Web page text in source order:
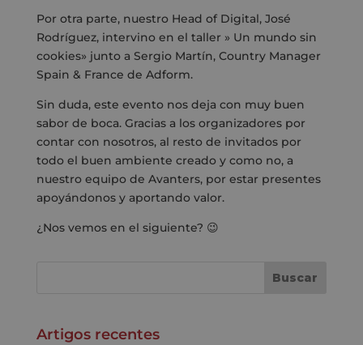
Por otra parte, nuestro Head of Digital, José
Rodríguez, intervino en el taller » Un mundo sin
cookies» junto a Sergio Martín, Country Manager
Spain & France de Adform.
Sin duda, este evento nos deja con muy buen
sabor de boca. Gracias a los organizadores por
contar con nosotros, al resto de invitados por
todo el buen ambiente creado y como no, a
nuestro equipo de Avanters, por estar presentes
apoyándonos y aportando valor.
¿Nos vemos en el siguiente? 😉
Artigos recentes